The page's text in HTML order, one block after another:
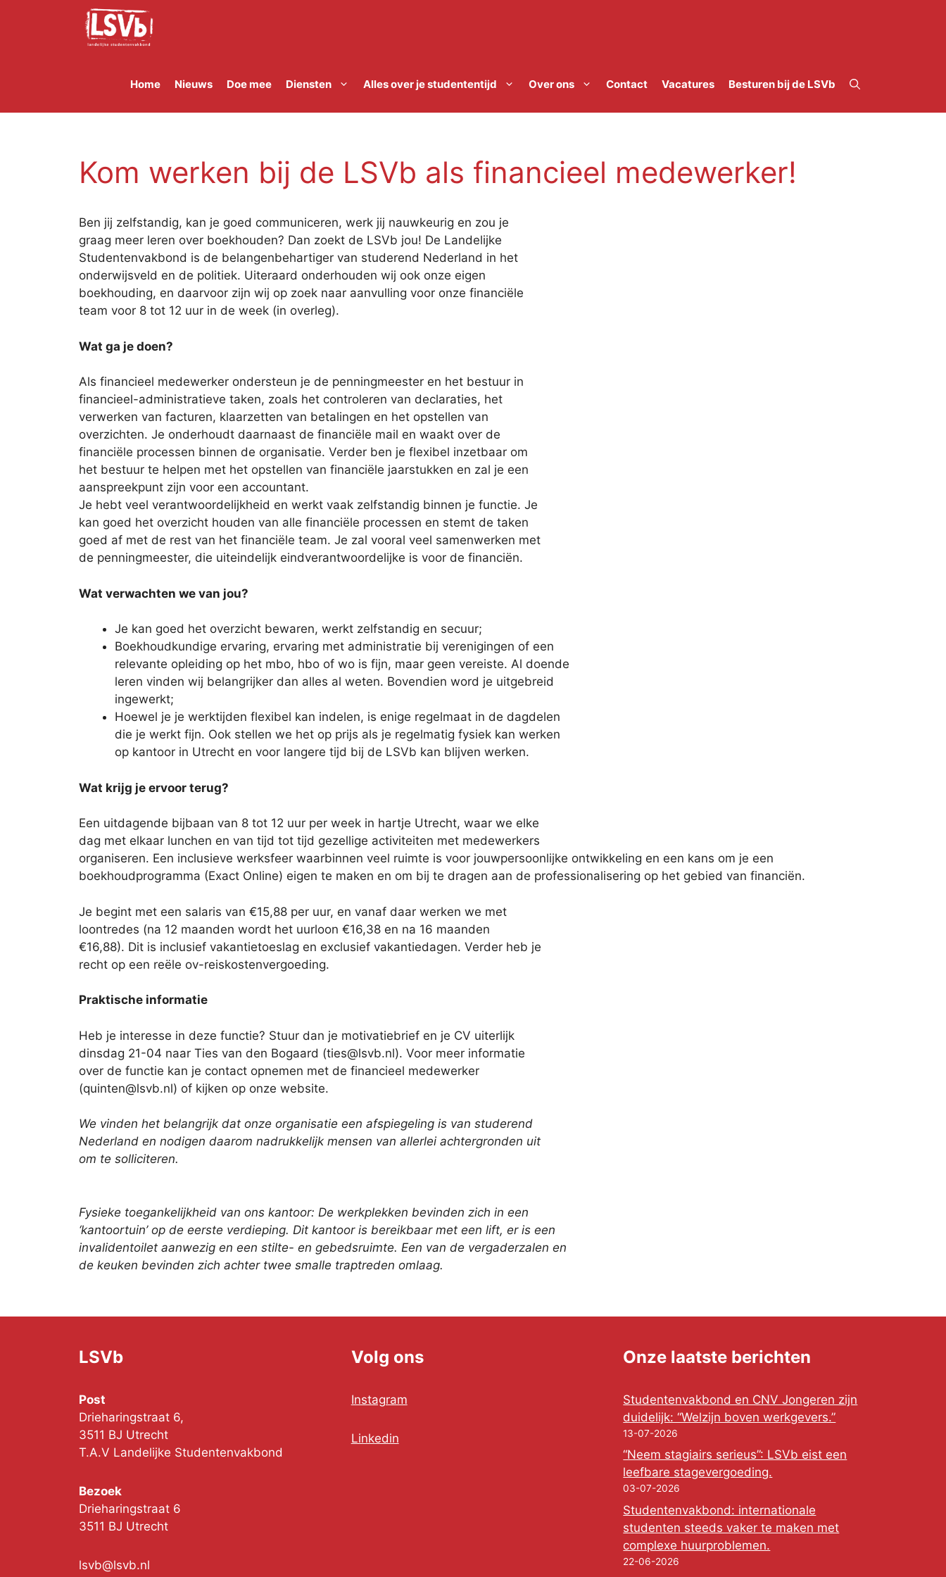
Home Nieuws Doe mee Diensten Alles over je studententijd Over ons Contact Vacatures Besturen bij de LSVb
Kom werken bij de LSVb als financieel medewerker!
Ben jij zelfstandig, kan je goed communiceren, werk jij nauwkeurig en zou je
graag meer leren over boekhouden? Dan zoekt de LSVb jou! De Landelijke
Studentenvakbond is de belangenbehartiger van studerend Nederland in het
onderwijsveld en de politiek. Uiteraard onderhouden wij ook onze eigen
boekhouding, en daarvoor zijn wij op zoek naar aanvulling voor onze financiële
team voor 8 tot 12 uur in de week (in overleg).
Wat ga je doen?
Als financieel medewerker ondersteun je de penningmeester en het bestuur in
financieel-administratieve taken, zoals het controleren van declaraties, het
verwerken van facturen, klaarzetten van betalingen en het opstellen van
overzichten. Je onderhoudt daarnaast de financiële mail en waakt over de
financiële processen binnen de organisatie. Verder ben je flexibel inzetbaar om
het bestuur te helpen met het opstellen van financiële jaarstukken en zal je een
aanspreekpunt zijn voor een accountant.
Je hebt veel verantwoordelijkheid en werkt vaak zelfstandig binnen je functie. Je
kan goed het overzicht houden van alle financiële processen en stemt de taken
goed af met de rest van het financiële team. Je zal vooral veel samenwerken met
de penningmeester, die uiteindelijk eindverantwoordelijke is voor de financiën.
Wat verwachten we van jou?
Je kan goed het overzicht bewaren, werkt zelfstandig en secuur;
Boekhoudkundige ervaring, ervaring met administratie bij verenigingen of een
relevante opleiding op het mbo, hbo of wo is fijn, maar geen vereiste. Al doende
leren vinden wij belangrijker dan alles al weten. Bovendien word je uitgebreid
ingewerkt;
Hoewel je je werktijden flexibel kan indelen, is enige regelmaat in de dagdelen
die je werkt fijn. Ook stellen we het op prijs als je regelmatig fysiek kan werken
op kantoor in Utrecht en voor langere tijd bij de LSVb kan blijven werken.
Wat krijg je ervoor terug?
Een uitdagende bijbaan van 8 tot 12 uur per week in hartje Utrecht, waar we elke
dag met elkaar lunchen en van tijd tot tijd gezellige activiteiten met medewerkers
organiseren. Een inclusieve werksfeer waarbinnen veel ruimte is voor jouwpersoonlijke ontwikkeling en een kans om je een
boekhoudprogramma (Exact Online) eigen te maken en om bij te dragen aan de professionalisering op het gebied van financiën.
Je begint met een salaris van €15,88 per uur, en vanaf daar werken we met
loontredes (na 12 maanden wordt het uurloon €16,38 en na 16 maanden
€16,88). Dit is inclusief vakantietoeslag en exclusief vakantiedagen. Verder heb je
recht op een reële ov-reiskostenvergoeding.
Praktische informatie
Heb je interesse in deze functie? Stuur dan je motivatiebrief en je CV uiterlijk
dinsdag 21-04 naar Ties van den Bogaard (ties@lsvb.nl). Voor meer informatie
over de functie kan je contact opnemen met de financieel medewerker
(quinten@lsvb.nl) of kijken op onze website.
We vinden het belangrijk dat onze organisatie een afspiegeling is van studerend
Nederland en nodigen daarom nadrukkelijk mensen van allerlei achtergronden uit
om te solliciteren.
Fysieke toegankelijkheid van ons kantoor: De werkplekken bevinden zich in een
‘kantoortuin’ op de eerste verdieping. Dit kantoor is bereikbaar met een lift, er is een
invalidentoilet aanwezig en een stilte- en gebedsruimte. Een van de vergaderzalen en
de keuken bevinden zich achter twee smalle traptreden omlaag.
LSVb
Post
Drieharingstraat 6,
3511 BJ Utrecht
T.A.V Landelijke Studentenvakbond
Bezoek
Drieharingstraat 6
3511 BJ Utrecht
lsvb@lsvb.nl
Volg ons
Instagram
Linkedin
Onze laatste berichten
Studentenvakbond en CNV Jongeren zijn
duidelijk: “Welzijn boven werkgevers.”
13-07-2026
“Neem stagiairs serieus”: LSVb eist een
leefbare stagevergoeding.
03-07-2026
Studentenvakbond: internationale
studenten steeds vaker te maken met
complexe huurproblemen.
22-06-2026